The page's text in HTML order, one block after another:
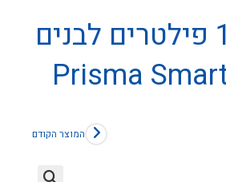
חבילת 12 פילטרים לבנים
המוצר הקודם